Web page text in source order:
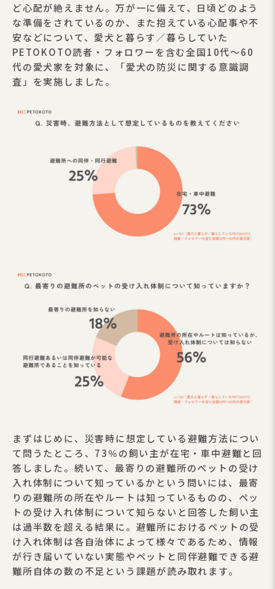
ど心配が絶えません。万が一に備えて、日頃どのよう
な準備をされているのか、また抱えている心配事や不
安などについて、愛犬と暮らす／暮らしていた
PETOKOTO読者・フォロワーを含む全国10代～60
代の愛犬家を対象に、「愛犬の防災に関する意識調
査」を実施しました。
まずはじめに、災害時に想定している避難方法につい
て問うたところ、73％の飼い主が在宅・車中避難と回
答しました。続いて、最寄りの避難所のペットの受け
入れ体制について知っているかという問いには、最寄
りの避難所の所在やルートは知っているものの、ペッ
トの受け入れ体制について知らないと回答した飼い主
は過半数を超える結果に。避難所におけるペットの受
け入れ体制は各自治体によって様々であるため、情報
が行き届いていない実態やペットと同伴避難できる避
難所自体の数の不足という課題が読み取れます。